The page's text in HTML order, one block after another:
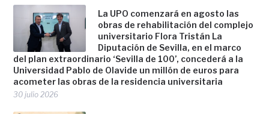
La UPO comenzará en agosto las
obras de rehabilitación del complejo
universitario Flora Tristán La
Diputación de Sevilla, en el marco
del plan extraordinario ‘Sevilla de 100’, concederá a la
Universidad Pablo de Olavide un millón de euros para
acometer las obras de la residencia universitaria
30 julio 2026